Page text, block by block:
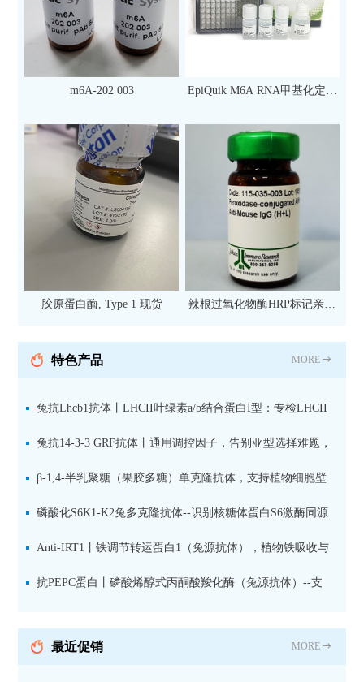
m6A-202 003
EpiQuik M6A RNA甲基化定量
次）
胶原蛋白酶, Type 1 现货
辣根过氧化物酶HRP标记亲和
抗 现货
特色产品 MORE
兔抗Lhcb1抗体丨LHCII叶绿素a/b结合蛋白I型：专检LHCII
中含量丰富的捕光蛋白
兔抗14-3-3 GRF抗体丨通用调控因子，告别亚型选择难题，
全面捕获植物信号转导枢纽蛋白
β-1,4-半乳聚糖（果胶多糖）单克隆抗体，支持植物细胞壁
果胶多糖精细结构解析
磷酸化S6K1-K2兔多克隆抗体--识别核糖体蛋白S6激酶同源
蛋白1-2的激活状态
Anti-IRT1丨铁调节转运蛋白1（兔源抗体），植物铁吸收与
微量元素代谢研究的关键工具
抗PEPC蛋白丨磷酸烯醇式丙酮酸羧化酶（兔源抗体）--支
最近促销 MORE